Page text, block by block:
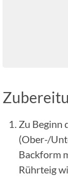
Zu Beginn
(Ober-/
Backform
Rührteig